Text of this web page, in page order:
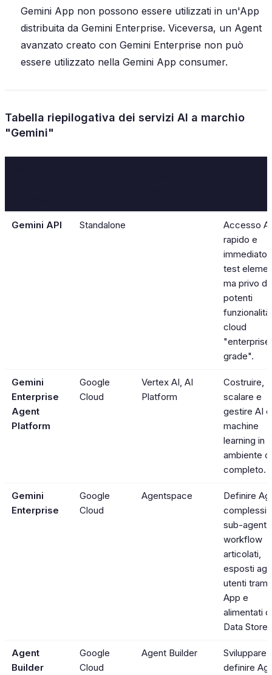
Gemini App non possono essere utilizzati in un'App
distribuita da Gemini Enterprise. Viceversa, un Agent
avanzato creato con Gemini Enterprise non può
essere utilizzato nella Gemini App consumer.
Tabella riepilogativa dei servizi AI a marchio
"Gemini"
Gemini API Standalone
Accesso
rapido e
immediato
test
ma privo
potenti
funzionalità
cloud
grade".
Gemini
Enterprise
Agent
Platform
Google
Cloud
Vertex AI, AI
Platform
Costruire,
scalare e
gestire AI e
machine
learning in
ambiente
completo.
Gemini
Enterprise
Google
Cloud
Agentspace
Definire
complessi
sub-agent
workflow
articolati,
esposti agli
utenti
App e
alimentati
Data
Agent
Builder
Google
Cloud
Agent Builder
Sviluppare
definire